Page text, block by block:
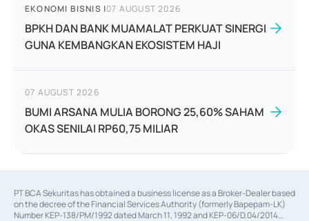
EKONOMI BISNIS |07 AUGUST 2026
BPKH DAN BANK MUAMALAT PERKUAT SINERGI
GUNA KEMBANGKAN EKOSISTEM HAJI
07 AUGUST 2026
BUMI ARSANA MULIA BORONG 25,60% SAHAM
OKAS SENILAI RP60,75 MILIAR
PT BCA Sekuritas has obtained a business license as a Broker-Dealer based
on the decree of the Financial Services Authority (formerly Bapepam-LK)
Number KEP-138/PM/1992 dated March 11, 1992 and KEP-06/D.04/2014